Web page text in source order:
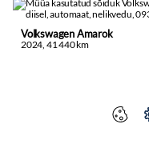
Volkswagen Amarok
2024, 41 440 km